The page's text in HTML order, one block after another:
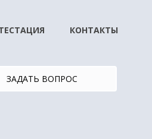
КОНТАКТЫ
ЗАДАТЬ ВОПРОС